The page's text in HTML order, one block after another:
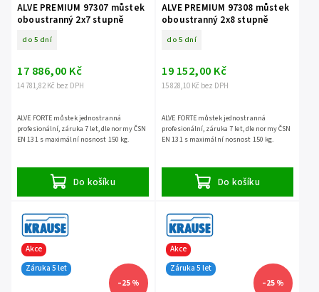
ALVE PREMIUM 97307 můstek
oboustranný 2x7 stupně
do 5 dní
14 781,82 Kč bez DPH
17 886,00 Kč
Do košíku
ALVE FORTE můstek jednostranná
profesionální, záruka 7 let, dle normy ČSN
EN 131 s maximální nosnost 150 kg.
ALVE PREMIUM 97308 můstek
oboustranný 2x8 stupně
do 5 dní
15 828,10 Kč bez DPH
19 152,00 Kč
Do košíku
ALVE FORTE můstek jednostranná
profesionální, záruka 7 let, dle normy ČSN
EN 131 s maximální nosnost 150 kg.
Akce
Záruka 5 let
–25 %
Akce
Záruka 5 let
–25 %